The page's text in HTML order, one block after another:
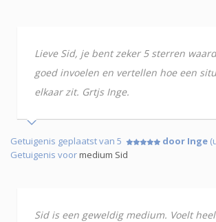
Lieve Sid, je bent zeker 5 sterren
goed invoelen en vertellen hoe een
elkaar zit. Grtjs Inge.
Getuigenis geplaatst van 5 door Inge
Getuigenis voormedium Sid
Sid is een geweldig medium. Voelt